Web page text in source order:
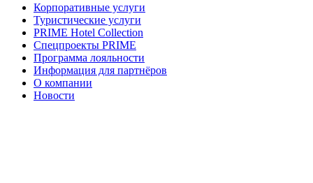
Корпоративные услуги
Туристические услуги
PRIME Hotel Collection
Спецпроекты PRIME
Программа лояльности
Информация для партнёров
О компании
Новости